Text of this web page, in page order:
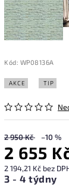
Kód: WP08136A
AKCE TIP
2 950 Kč –10 %
2 655
2 194,21 Kč bez
3 - 4 týdny